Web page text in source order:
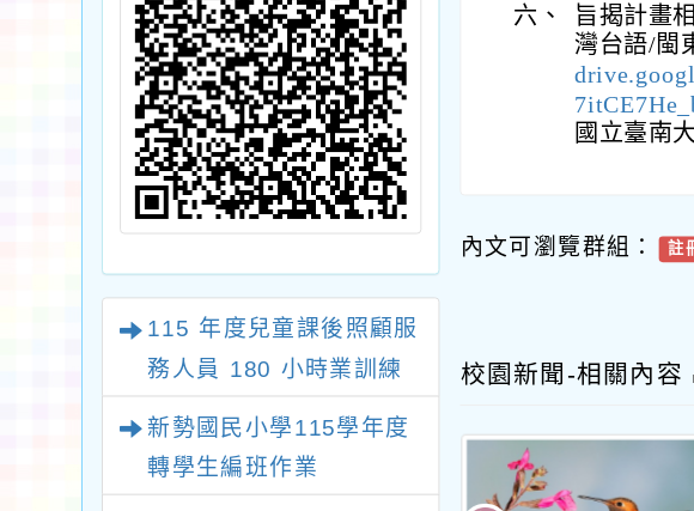
115 年度兒童課後照顧服
務人員 180 小時業訓練
新勢國民小學115學年度
轉學生編班作業
六、
旨揭計畫
灣台語/閩
國立臺南
內文可瀏覽群組： 註
校園新聞-相關內容